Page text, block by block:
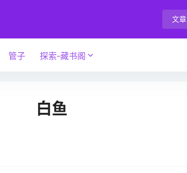
文章
管子 探索-藏书阁
白鱼